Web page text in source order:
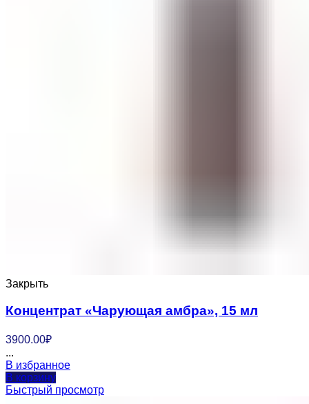
Закрыть
Концентрат «Чарующая амбра», 15 мл
3900.00₽
...
В избранное
В корзину
Быстрый просмотр